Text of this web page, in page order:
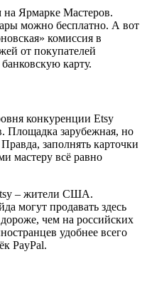
Ярмарке Мастеров.
можно бесплатно. А вот
комиссия в
от покупателей
карту.
конкуренции Etsy
Площадка зарубежная, но
заполнять карточки
мастеру всё равно
– жители США.
могут продавать здесь
чем на российских
удобнее всего
PayPal.